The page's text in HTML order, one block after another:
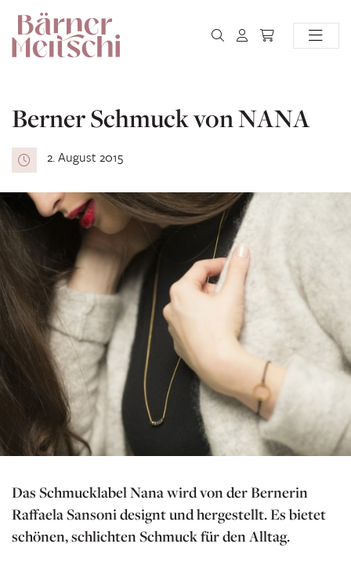
Berner Schmuck von NANA
2. August 2015
Das Schmucklabel Nana wird von der Bernerin
Raffaela Sansoni designt und hergestellt. Es bietet
schönen, schlichten Schmuck für den Alltag.